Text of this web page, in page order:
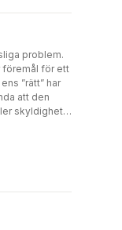
problem.
föremål för ett
”rätt” har
att den
skyldighet
att